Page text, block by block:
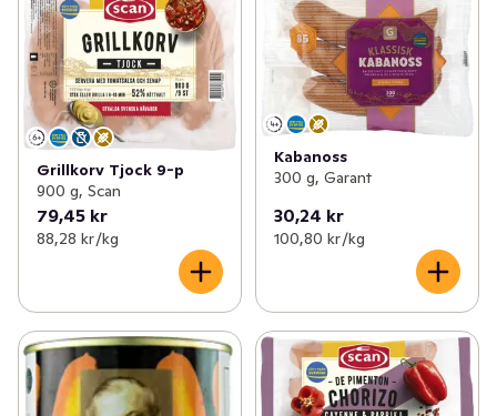
Grillkorv Tjock 9-p
900 g, Scan
79,45 kr
88,28 kr /kg
Kabanoss
300 g, Garant
30,24 kr
100,80 kr /kg